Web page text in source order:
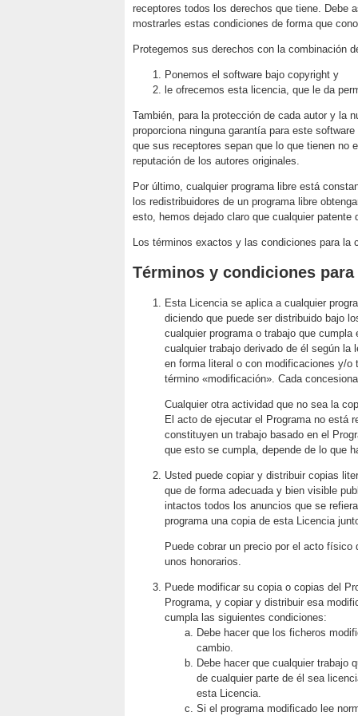
receptores todos los derechos que tiene. Debe
mostrarles estas condiciones de forma que
Protegemos sus derechos con la combinación
Ponemos el software bajo copyright y
le ofrecemos esta licencia, que le da
También, para la protección de cada autor y la
proporciona ninguna garantía para este
que sus receptores sepan que lo que tienen no
reputación de los autores originales.
Por último, cualquier programa libre está
los redistribuidores de un programa libre
esto, hemos dejado claro que cualquier
Los términos exactos y las condiciones para
Términos y condiciones
Esta Licencia se aplica a cualquier
diciendo que puede ser distribuido bajo
cualquier programa o trabajo que
cualquier trabajo derivado de él según
en forma literal o con modificaciones y/
término «modificación». Cada
Cualquier otra actividad que no sea la
El acto de ejecutar el Programa no está
constituyen un trabajo basado en el
que esto se cumpla, depende de lo que
Usted puede copiar y distribuir copias
que de forma adecuada y bien visible
intactos todos los anuncios que se
programa una copia de esta Licencia
Puede cobrar un precio por el acto
unos honorarios.
Puede modificar su copia o copias del
Programa, y copiar y distribuir esa
cumpla las siguientes condiciones:
Debe hacer que los ficheros
cambio.
Debe hacer que cualquier trabajo
de cualquier parte de él sea
esta Licencia.
Si el programa modificado lee